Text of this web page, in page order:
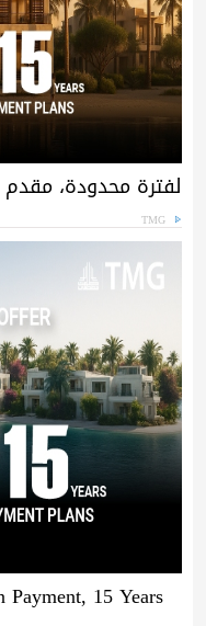
لفترة محدودة، مقدم 1.5% وتقسيط حتى 15 سنة
TMG
15 Years